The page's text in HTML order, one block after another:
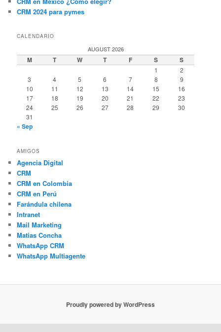
CRM 2024 para pymes
CALENDARIO
AUGUST 2026
M T W T F S S
1
2
3
4 5 6 7 8
9
10
11 12 13 14 15
16
17
18 19 20 21 22
23
24
25 26 27 28 29
30
31
« Sep
AMIGOS
Agencia Digital
CRM
CRM en Colombia
CRM en Perú
Farándula chilena
Intranet
Mail Marketing
Matias Concha
WhatsApp CRM
WhatsApp Multiagente
Proudly powered by WordPress